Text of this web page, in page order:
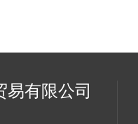
易有限公司